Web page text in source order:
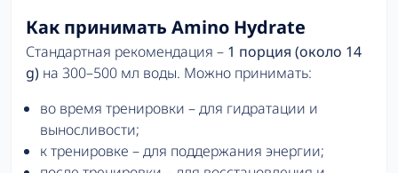
Как принимать Amino Hydrate
Стандартная рекомендация – 1 порция (около 14
g) на 300–500 мл воды. Можно принимать:
во время тренировки – для гидратации и
выносливости;
к тренировке – для поддержания энергии;